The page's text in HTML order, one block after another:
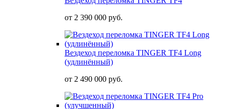
от 2 390 000 руб.
Вездеход переломка TINGER TF4 Long
(удлинённый)
от 2 490 000 руб.